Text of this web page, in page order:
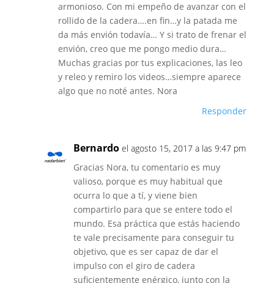
armonioso. Con mi empeño de avanzar con el
rollido de la cadera….en fin…y la patada me
da más envión todavía… Y si trato de frenar el
envión, creo que me pongo medio dura…
Muchas gracias por tus explicaciones, las leo
y releo y remiro los videos…siempre aparece
algo que no noté antes. Nora
Responder
Bernardo el agosto 15, 2017 a las 9:47 pm
Gracias Nora, tu comentario es muy
valioso, porque es muy habitual que
ocurra lo que a tí, y viene bien
compartirlo para que se entere todo el
mundo. Esa práctica que estás haciendo
te vale precisamente para conseguir tu
objetivo, que es ser capaz de dar el
impulso con el giro de cadera
suficientemente enérgico, junto con la